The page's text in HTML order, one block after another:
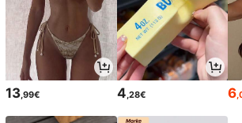
13,99€ 4,28€ 6